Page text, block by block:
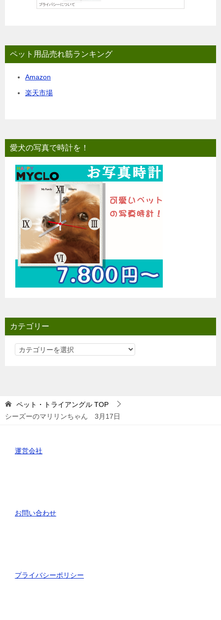
ペット用品売れ筋ランキング
Amazon
楽天市場
愛犬の写真で時計を！
カテゴリー
カ
ペット・トライアングル TOP
シーズーのマリリンちゃん 3月17日
運営会社
お問い合わせ
プライバシーポリシー